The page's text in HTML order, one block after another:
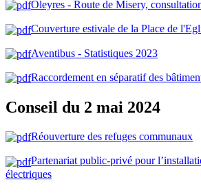
Oleyres - Route de Misery,
Couverture estivale de la Place de
Aventibus - Statistiques 2023
Raccordement en séparatif des
Conseil du 2 mai 2024
Réouverture des refuges communaux
Partenariat public-privé pour
électriques